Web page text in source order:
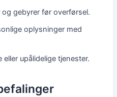
gebyrer før overførsel.
oplysninger med
eller upålidelige tjenester.